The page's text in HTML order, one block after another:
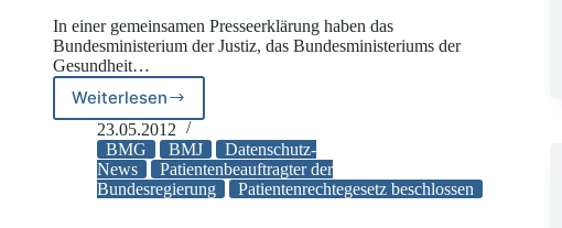
In einer gemeinsamen Presseerklärung haben das
Bundesministerium der Justiz, das Bundesministeriums der
Gesundheit…
Weiterlesen
Mehr
Transparenz
für
Patienten:
Patientenrechtegesetz
23.05.2012
BMG
BMJ
Datenschutz-
News
Patientenbeauftragter der
Bundesregierung
Patientenrechtegesetz beschlossen